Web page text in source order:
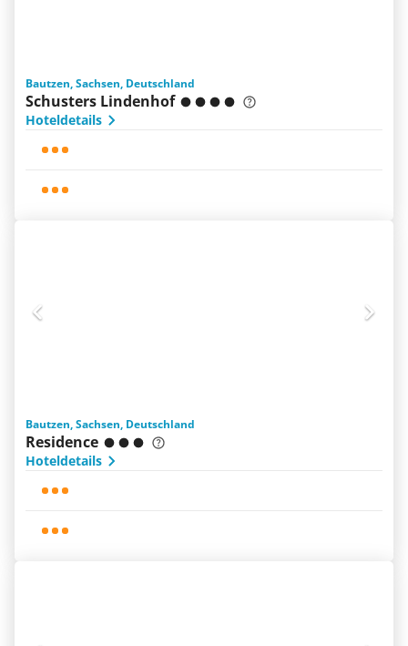
Bautzen, Sachsen, Deutschland
Schusters Lindenhof
Hoteldetails
Bautzen, Sachsen, Deutschland
Residence
Hoteldetails